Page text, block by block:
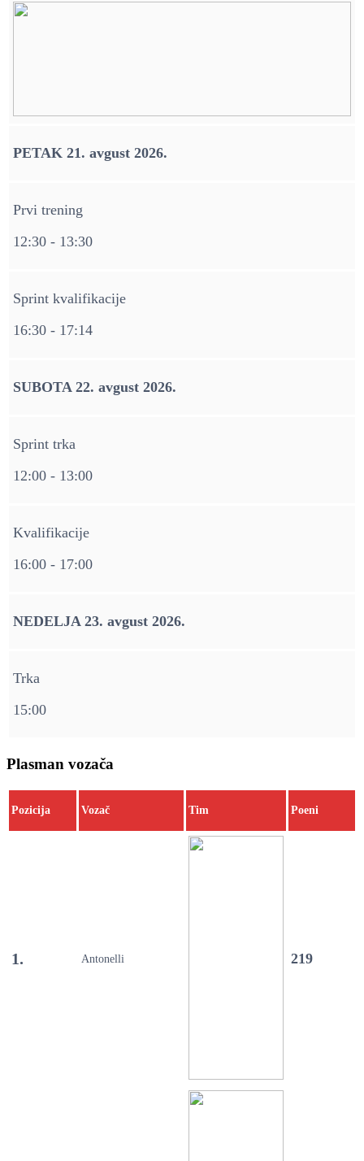
PETAK 21. avgust 2026.
Prvi trening
12:30 - 13:30
Sprint kvalifikacije
16:30 - 17:14
SUBOTA 22. avgust 2026.
Sprint trka
12:00 - 13:00
Kvalifikacije
16:00 - 17:00
NEDELJA 23. avgust 2026.
Trka
15:00
Plasman vozača
Pozicija Vozač Tim Poeni
1. Antonelli 219